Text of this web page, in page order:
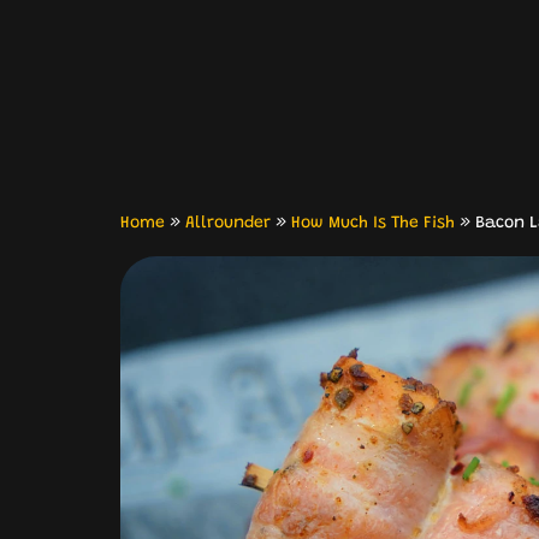
Home » Allrounder » How Much Is The Fish » Bacon